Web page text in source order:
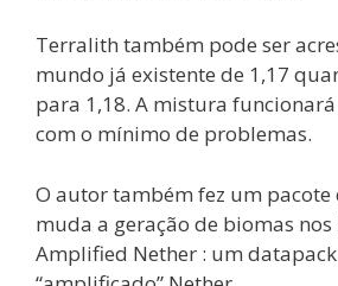
Terralith também pode ser
mundo já existente de 1,17
para 1,18. A mistura
com o mínimo de problemas.
O autor também fez um pacote
muda a geração de biomas nos
Amplified Nether : um